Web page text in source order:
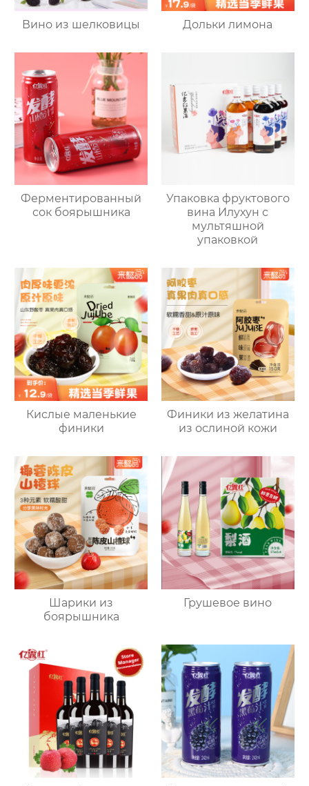
Вино из шелковицы Дольки лимона
Ферментированный
сок боярышника
Упаковка фруктового
вина Илухун с
мультяшной
упаковкой
Кислые маленькие
финики
Финики из желатина
из ослиной кожи
Шарики из
боярышника
Грушевое вино